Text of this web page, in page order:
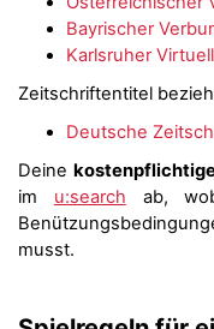
Bayrischer
Karlsruher
Zeitschriftentitel
Deutsche
Deine
im u:search ab,
musst.